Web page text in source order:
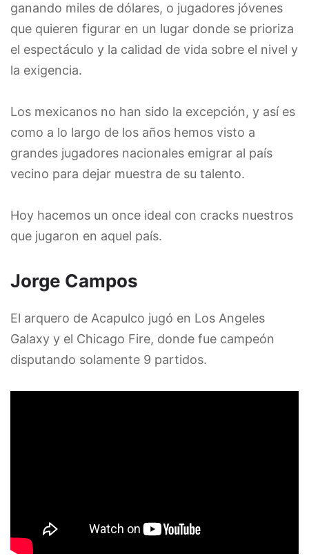
ganando miles de dólares, o jugadores jóvenes
que quieren figurar en un lugar donde se prioriza
el espectáculo y la calidad de vida sobre el nivel y
la exigencia.
Los mexicanos no han sido la excepción, y así es
como a lo largo de los años hemos visto a
grandes jugadores nacionales emigrar al país
vecino para dejar muestra de su talento.
Hoy hacemos un once ideal con cracks nuestros
que jugaron en aquel país.
Jorge Campos
El arquero de Acapulco jugó en Los Angeles
Galaxy y el Chicago Fire, donde fue campeón
disputando solamente 9 partidos.